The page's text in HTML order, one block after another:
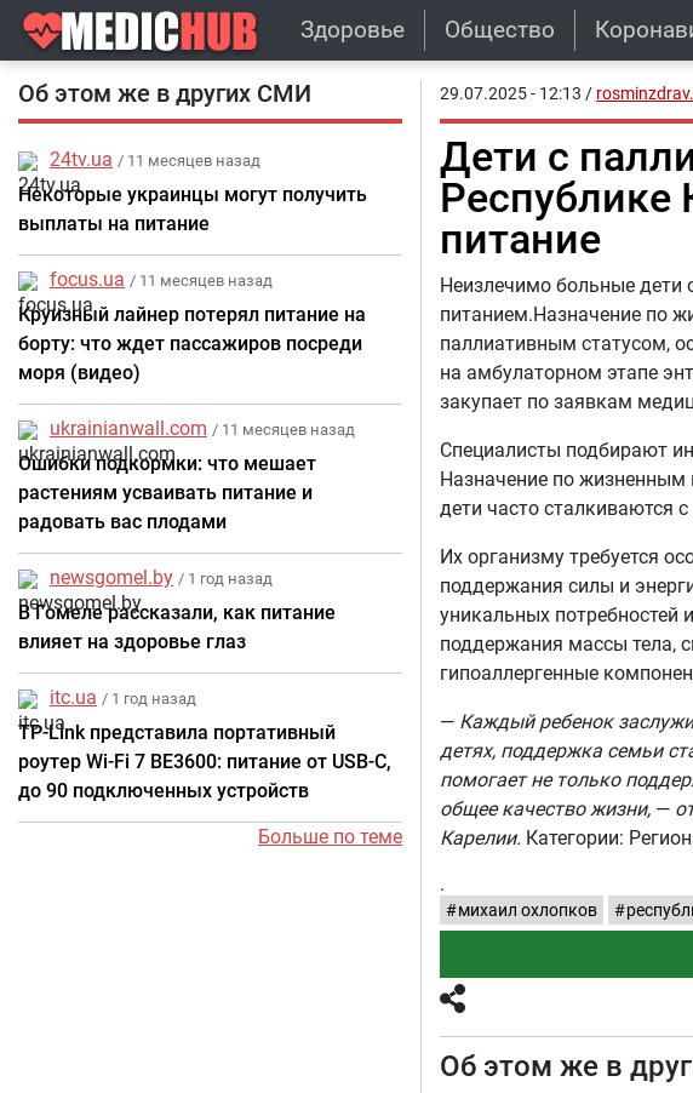
Здоровье Общество
Об этом же в других СМИ
24tv.ua / 11 месяцев назад
Некоторые украинцы могут получить
выплаты на питание
focus.ua / 11 месяцев назад
Круизный лайнер потерял питание на
борту: что ждет пассажиров посреди
моря (видео)
ukrainianwall.com / 11 месяцев назад
Ошибки подкормки: что мешает
растениям усваивать питание и
радовать вас плодами
newsgomel.by / 1 год назад
В Гомеле рассказали, как питание
влияет на здоровье глаз
itc.ua / 1 год назад
TP-Link представила портативный
роутер Wi-Fi 7 BE3600: питание от USB-C,
до 90 подключенных устройств
Больше по теме
29.07.2025 - 12:13 /
Дети с
Республике
питание
Неизлечимо больные дети
питанием.Назначение по
паллиативным статусом,
на амбулаторном этапе
закупает по заявкам
Специалисты подбирают
Назначение по
дети часто сталкиваются
Их организму требуется
поддержания силы и
уникальных
поддержания массы тела,
гипоаллергенные
— Каждый ребенок
детях, поддержка семьи
помогает не только
общее качество жизни, —
Карелии. Категории:
.
михаил охлопков
Об этом же в